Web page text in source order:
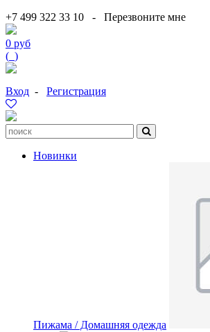
+7 499 322 33 10 - Перезвоните мне
0 руб
( )
Вход - Регистрация
Новинки
Пижама / Домашняя одежда